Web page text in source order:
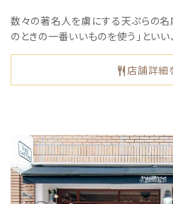
数々の著名人を虜にする天ぷらの名
のときの一番いいものを使う」といい
店舗詳細